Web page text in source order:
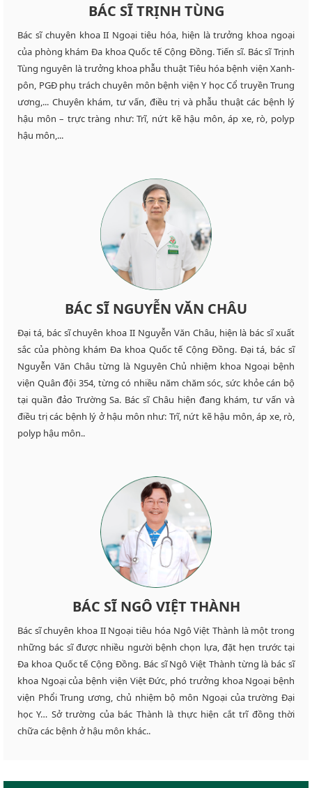
BÁC SĨ TRỊNH TÙNG
Bác sĩ chuyên khoa II Ngoại tiêu hóa, hiện là trưởng khoa ngoại
của phòng khám Đa khoa Quốc tế Cộng Đồng. Tiến sĩ. Bác sĩ Trịnh
Tùng nguyên là trưởng khoa phẫu thuật Tiêu hóa bệnh viện Xanh-
pôn, PGĐ phụ trách chuyên môn bệnh viện Y học Cổ truyền Trung
ương,... Chuyên khám, tư vấn, điều trị và phẫu thuật các bệnh lý
hậu môn – trực tràng như: Trĩ, nứt kẽ hậu môn, áp xe, rò, polyp
hậu môn,...
BÁC SĨ NGUYỄN VĂN CHÂU
Đại tá, bác sĩ chuyên khoa II Nguyễn Văn Châu, hiện là bác sĩ xuất
sắc của phòng khám Đa khoa Quốc tế Cộng Đồng. Đại tá, bác sĩ
Nguyễn Văn Châu từng là Nguyên Chủ nhiệm khoa Ngoại bệnh
viện Quân đội 354, từng có nhiều năm chăm sóc, sức khỏe cán bộ
tại quần đảo Trường Sa. Bác sĩ Châu hiện đang khám, tư vấn và
điều trị các bệnh lý ở hậu môn như: Trĩ, nứt kẽ hậu môn, áp xe, rò,
polyp hậu môn..
BÁC SĨ NGÔ VIỆT THÀNH
Bác sĩ chuyên khoa II Ngoại tiêu hóa Ngô Việt Thành là một trong
những bác sĩ được nhiều người bệnh chọn lựa, đặt hẹn trước tại
Đa khoa Quốc tế Cộng Đồng. Bác sĩ Ngô Việt Thành từng là bác sĩ
khoa Ngoại của bệnh viện Việt Đức, phó trưởng khoa Ngoại bệnh
viện Phổi Trung ương, chủ nhiệm bộ môn Ngoại của trường Đại
học Y… Sở trường của bác Thành là thực hiện cắt trĩ đồng thời
chữa các bệnh ở hậu môn khác..